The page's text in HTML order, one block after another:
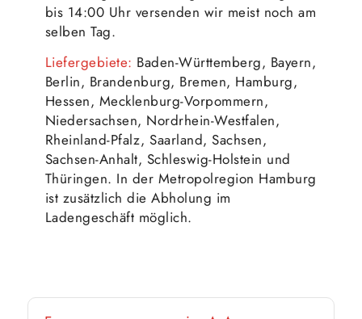
bis 14:00 Uhr versenden wir meist noch am
selben Tag.
Liefergebiete: Baden-Württemberg, Bayern,
Berlin, Brandenburg, Bremen, Hamburg,
Hessen, Mecklenburg-Vorpommern,
Niedersachsen, Nordrhein-Westfalen,
Rheinland-Pfalz, Saarland, Sachsen,
Sachsen-Anhalt, Schleswig-Holstein und
Thüringen. In der Metropolregion Hamburg
ist zusätzlich die Abholung im
Ladengeschäft möglich.